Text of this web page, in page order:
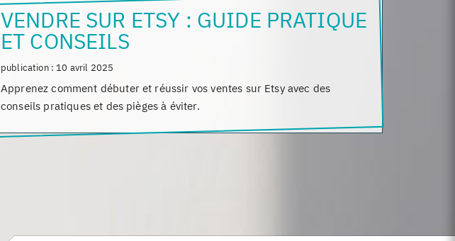
VENDRE SUR ETSY : GUIDE PRATIQUE
ET CONSEILS
publication : 10 avril 2025
Apprenez comment débuter et réussir vos ventes sur Etsy avec des
conseils pratiques et des pièges à éviter.